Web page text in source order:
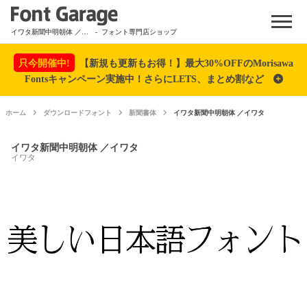
Menu
- フォント専門店ショップ
只今開催中!
【新規も更新もお得！】最大30%OFFのMorisawa
Fontsキャンペーン実施中！さらにLETS、まとめ割など
ホーム ダウンロードフォント 新聞書体 イワタ新聞中明朝体 ／イワタ
イワタ新聞中明朝体 ／イワタ
イワタ